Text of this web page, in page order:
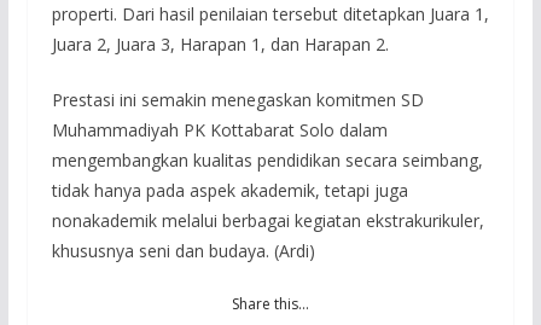
properti. Dari hasil penilaian tersebut ditetapkan Juara 1,
Juara 2, Juara 3, Harapan 1, dan Harapan 2.
Prestasi ini semakin menegaskan komitmen SD
Muhammadiyah PK Kottabarat Solo dalam
mengembangkan kualitas pendidikan secara seimbang,
tidak hanya pada aspek akademik, tetapi juga
nonakademik melalui berbagai kegiatan ekstrakurikuler,
khususnya seni dan budaya. (Ardi)
Share this…